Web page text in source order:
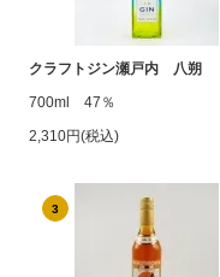
クラフトジン瀬戸内 八朔
700ml 47％
2,310円(税込)
3